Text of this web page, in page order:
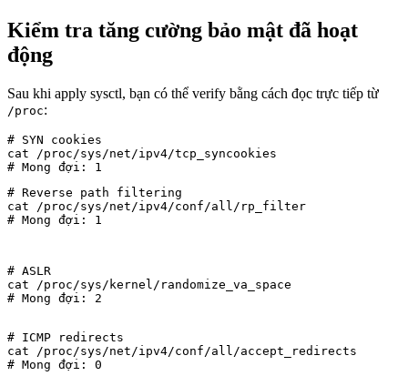
Kiểm tra tăng cường bảo mật đã hoạt
động
Sau khi apply sysctl, bạn có thể verify bằng cách đọc trực tiếp từ
/proc:
# SYN cookies
cat /proc/sys/net/ipv4/tcp_syncookies
# Reverse path filtering
cat /proc/sys/net/ipv4/conf/all/rp_filter
# Mong đợi: 1
# ASLR
cat /proc/sys/kernel/randomize_va_space
# Mong đợi: 2
# ICMP redirects
cat /proc/sys/net/ipv4/conf/all/accept_redirects
# Mong đợi: 0